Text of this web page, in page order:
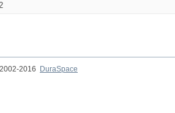
2016
DuraSpace